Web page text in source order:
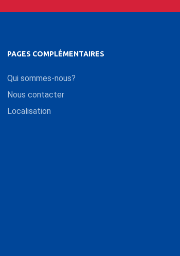
PAGES COMPLÉMENTAIRES
Qui sommes-nous?
Nous contacter
Localisation